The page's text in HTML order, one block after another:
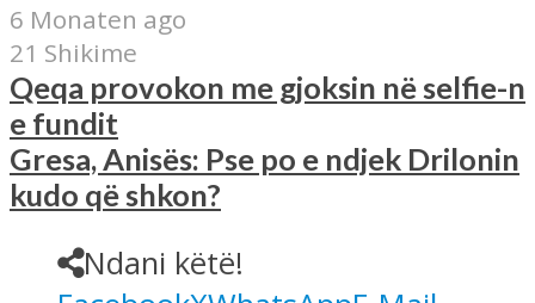
6 Monaten ago
21 Shikime
Qeqa provokon me gjoksin në selfie-n
e fundit
Gresa, Anisës: Pse po e ndjek Drilonin
kudo që shkon?
Ndani këtë!